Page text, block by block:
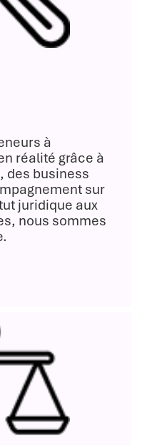
à
réalité grâce à
des business
sur
juridique aux
nous sommes